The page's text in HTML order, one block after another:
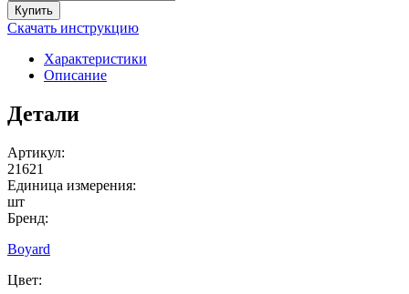
Купить
Скачать инструкцию
Характеристики
Описание
Детали
Артикул:
21621
Единица измерения:
шт
Бренд:
Boyard
Цвет: